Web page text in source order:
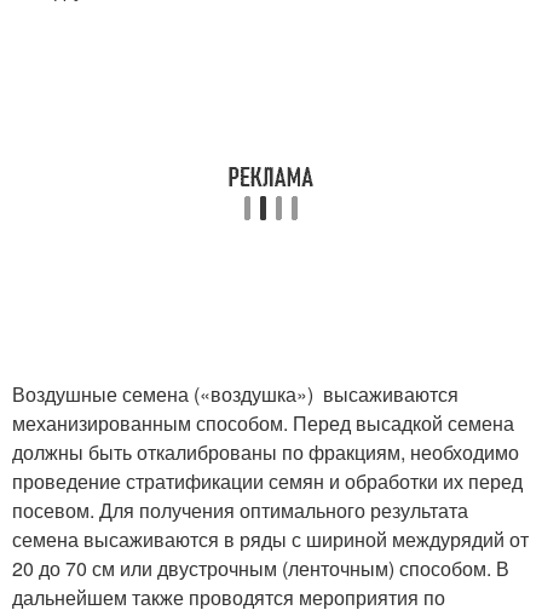
Воздушные семена («воздушка») высаживаются
механизированным способом. Перед высадкой семена
должны быть откалиброваны по фракциям, необходимо
проведение стратификации семян и обработки их перед
посевом. Для получения оптимального результата
семена высаживаются в ряды с шириной междурядий от
20 до 70 см или двустрочным (ленточным) способом. В
дальнейшем также проводятся мероприятия по